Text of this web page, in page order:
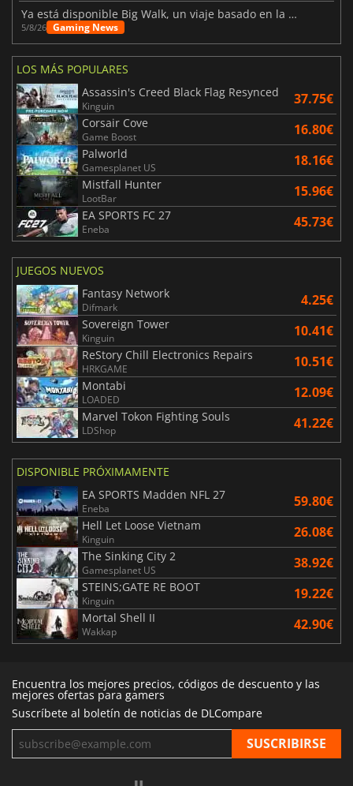
Ya está disponible Big Walk, un viaje basado en la amistad
5/8/26 Gaming News
LOS MÁS POPULARES
Assassin's Creed Black Flag Resynced
Kinguin 37.75€
Corsair Cove
Game Boost 16.80€
Palworld
Gamesplanet US 18.16€
Mistfall Hunter
LootBar 15.96€
EA SPORTS FC 27
Eneba 45.73€
JUEGOS NUEVOS
Fantasy Network
Difmark 4.25€
Sovereign Tower
Kinguin 10.41€
ReStory Chill Electronics Repairs
HRKGAME 10.51€
Montabi
LOADED 12.09€
Marvel Tokon Fighting Souls
LDShop 41.22€
DISPONIBLE PRÓXIMAMENTE
EA SPORTS Madden NFL 27
Eneba 59.80€
Hell Let Loose Vietnam
Kinguin 26.08€
The Sinking City 2
Gamesplanet US 38.92€
STEINS;GATE RE BOOT
Kinguin 19.22€
Mortal Shell II
Wakkap 42.90€
Encuentra los mejores precios, códigos de descuento y las
mejores ofertas para gamers
Suscríbete al boletín de noticias de DLCompare